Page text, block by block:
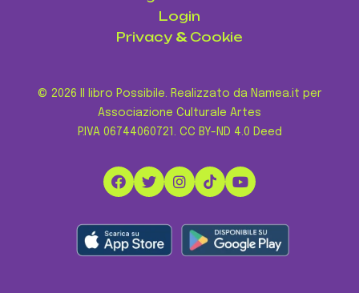
Login
Privacy & Cookie
© 2026 Il libro Possibile. Realizzato da Namea.it per
Associazione Culturale Artes
P.IVA 06744060721. CC BY-ND 4.0 Deed